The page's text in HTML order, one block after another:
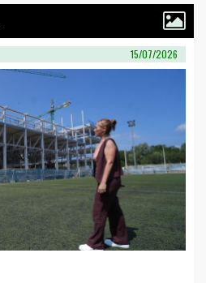
15/07/2026